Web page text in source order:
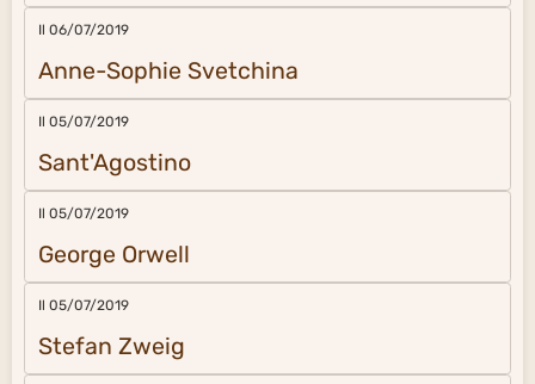
Il 06/07/2019
Anne-Sophie Svetchina
Il 05/07/2019
Sant'Agostino
Il 05/07/2019
George Orwell
Il 05/07/2019
Stefan Zweig